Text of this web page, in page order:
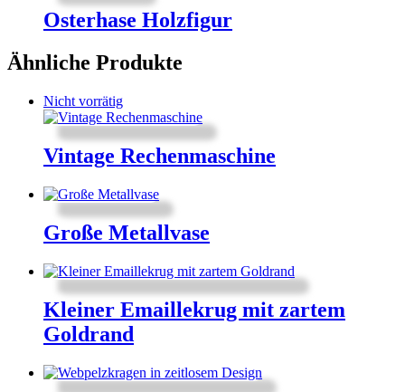
Osterhase Holzfigur
Ähnliche Produkte
Nicht vorrätig
Vintage Rechenmaschine
Große Metallvase
Kleiner Emaillekrug mit zartem
Goldrand